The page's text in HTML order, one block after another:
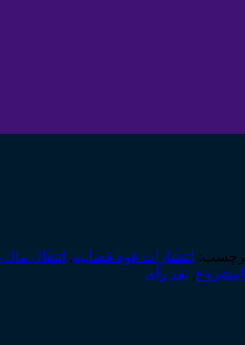
انتشارات قوه قضاییه, انتقال مال
, نقد رأی